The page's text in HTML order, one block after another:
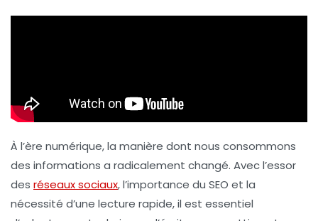
À l’ère numérique, la manière dont nous consommons
des informations a radicalement changé. Avec l’essor
des réseaux sociaux, l’importance du SEO et la
nécessité d’une lecture rapide, il est essentiel